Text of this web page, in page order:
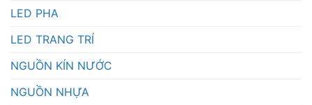
LED PHA
LED TRANG TRÍ
NGUỒN KÍN NƯỚC
NGUỒN NHỰA